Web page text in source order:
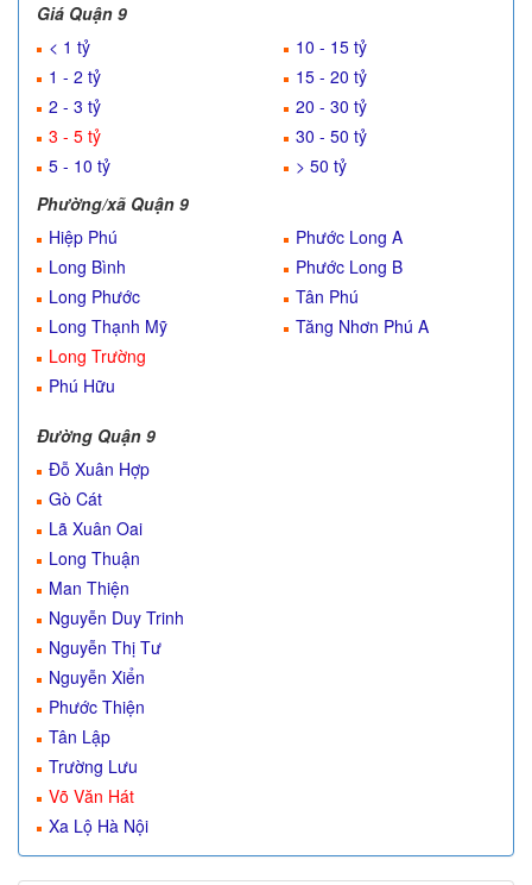
Giá Quận 9
< 1 tỷ
1 - 2 tỷ
2 - 3 tỷ
3 - 5 tỷ
5 - 10 tỷ
10 - 15 tỷ
15 - 20 tỷ
20 - 30 tỷ
30 - 50 tỷ
> 50 tỷ
Phường/xã Quận 9
Hiệp Phú
Long Bình
Long Phước
Long Thạnh Mỹ
Long Trường
Phú Hữu
Phước Long A
Phước Long B
Tân Phú
Tăng Nhơn Phú A
Đường Quận 9
Đỗ Xuân Hợp
Gò Cát
Lã Xuân Oai
Long Thuận
Man Thiện
Nguyễn Duy Trinh
Nguyễn Thị Tư
Nguyễn Xiển
Phước Thiện
Tân Lập
Trường Lưu
Võ Văn Hát
Xa Lộ Hà Nội